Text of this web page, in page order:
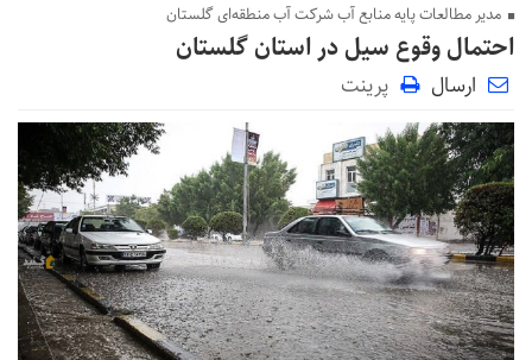
مدیر مطالعات پایه منابع آب شرکت آب منطقه‌ای گلستان
احتمال وقوع سیل در استان گلستان
ارسال پرینت